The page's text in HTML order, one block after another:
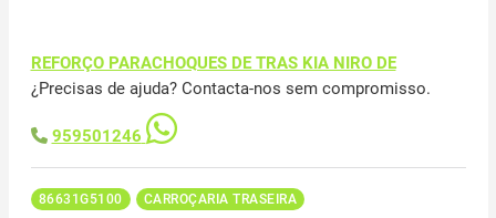
REFORÇO PARACHOQUES DE TRAS KIA NIRO DE
¿Precisas de ajuda? Contacta-nos sem compromisso.
959501246
86631G5100 CARROÇARIA TRASEIRA